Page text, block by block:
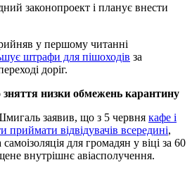
законопроект і планує внести
у першому читанні
штрафи для пішоходів за
доріг.
низки обмежень карантину
заявив, що з 5 червня кафе і
відвідувачів всередині,
для громадян у віці за 60
внутрішнє авіасполучення.